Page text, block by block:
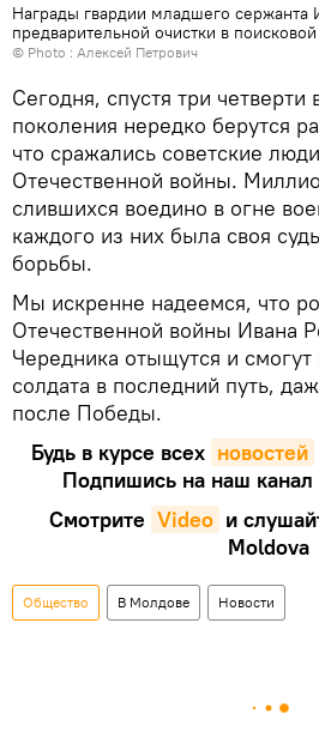
Награды гвардии младшего сержанта
предварительной очистки в
© Photo : Алексей Петрович
Сегодня, спустя три
поколения нередко берутся
что сражались советские
Отечественной войны.
слившихся воедино в огне
каждого из них была своя
борьбы.
Мы искренне надеемся, что
Отечественной войны Ивана
Чередника отыщутся и смогут
солдата в последний путь,
после Победы.
Будь в курсе всех новостей
Подпишись на наш канал
Смотрите Video и
Moldova
Общество В Молдове Новости